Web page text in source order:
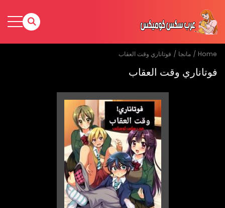
Home مانجا فوتاناري وقت العقاب
فوتاناري وقت العقاب